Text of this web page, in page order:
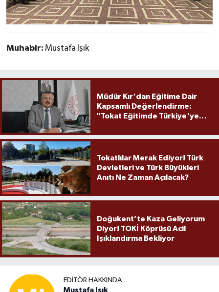
Muhabir: Mustafa Işık
Müdür Kır'dan Eğitime Dair
Kapsamlı Değerlendirme:
"Tokat Eğitimde Türkiye'ye
Tokatlılar Merak Ediyor! Türk
Devletleri ve Türk Büyükleri
Anıtı Ne Zaman Açılacak?
Doğukent’te Kaza Geliyorum
Diyor! TOKİ Köprüsü Acil
Işıklandırma Bekliyor
EDITÖR HAKKINDA
Mustafa Işık